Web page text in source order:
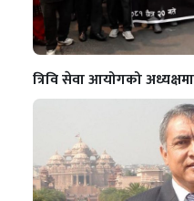
त्रिवि सेवा आयोगको